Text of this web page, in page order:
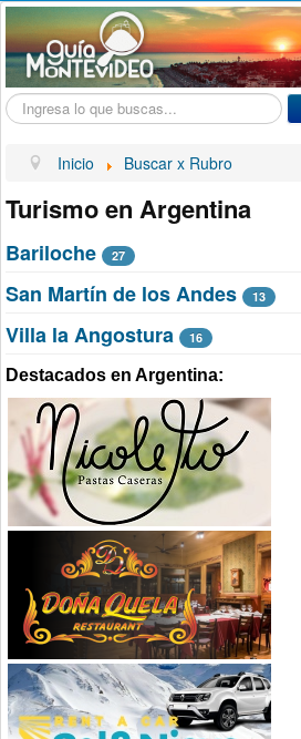
Buscar...
Inicio Buscar x Rubro
Turismo en Argentina
Bariloche 27
San Martín de los Andes 13
Villa la Angostura 16
Destacados en Argentina: